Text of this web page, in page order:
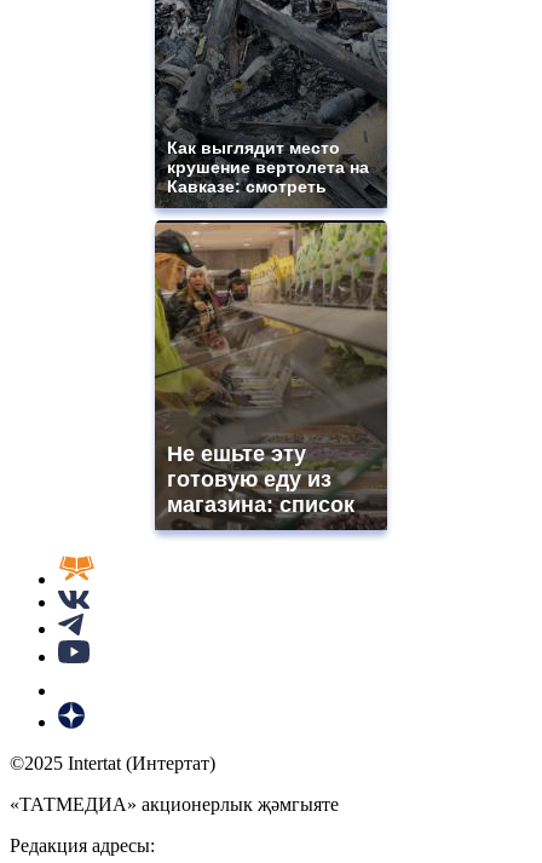
Как выглядит место
крушение вертолета на
Кавказе: смотреть
Не ешьте эту
готовую еду из
магазина: список
©2025 Intertat (Интертат)
«ТАТМЕДИА» акционерлык җәмгыяте
Редакция адресы: